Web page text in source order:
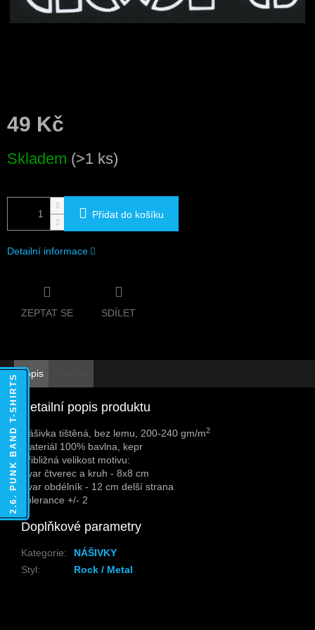
49 Kč
cena:
Skladem (>1 ks)
Přidat do košíku
Detailní informace
ZEPTAT SE SDÍLET
Popis
Detailní popis produktu
Nášivka tištěná, bez lemu, 200-240 gm/m2
Materiál 100% bavlna, kepr
Přibližná velikost motivu:
Tvar čtverec a kruh - 8x8 cm
Tvar obdélník - 12 cm delší strana
Tolerance +/- 2
Doplňkové parametry
Kategorie:
NÁŠIVKY
Styl: Rock / Metal
2.6. PUNK BAND T-SHIRTS